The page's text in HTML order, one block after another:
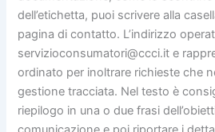
dell’etichetta, puoi scrivere alla
pagina di contatto. L’indirizzo
servizioconsumatori@ccci.it e
ordinato per inoltrare richieste che
gestione tracciata. Nel testo è
riepilogo in una o due frasi